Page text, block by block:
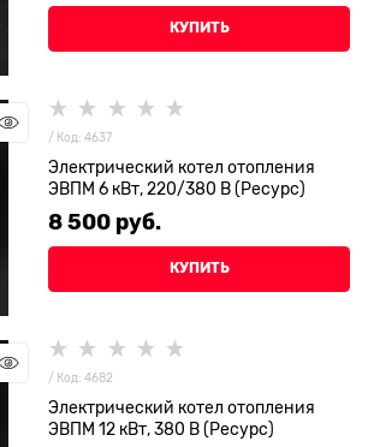
КУПИТЬ
/ Код: 4637
Электрический котел отопления
ЭВПМ 6 кВт, 220/380 В (Ресурс)
8 500 руб.
КУПИТЬ
/ Код: 4682
Электрический котел отопления
ЭВПМ 12 кВт, 380 В (Ресурс)